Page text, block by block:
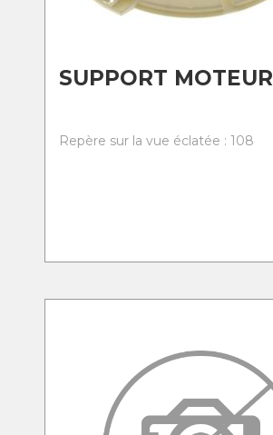
SUPPORT MOTEUR
Repère sur la vue éclatée : 108